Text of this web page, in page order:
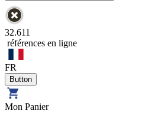
32.611
références en ligne
FR
Mon Panier